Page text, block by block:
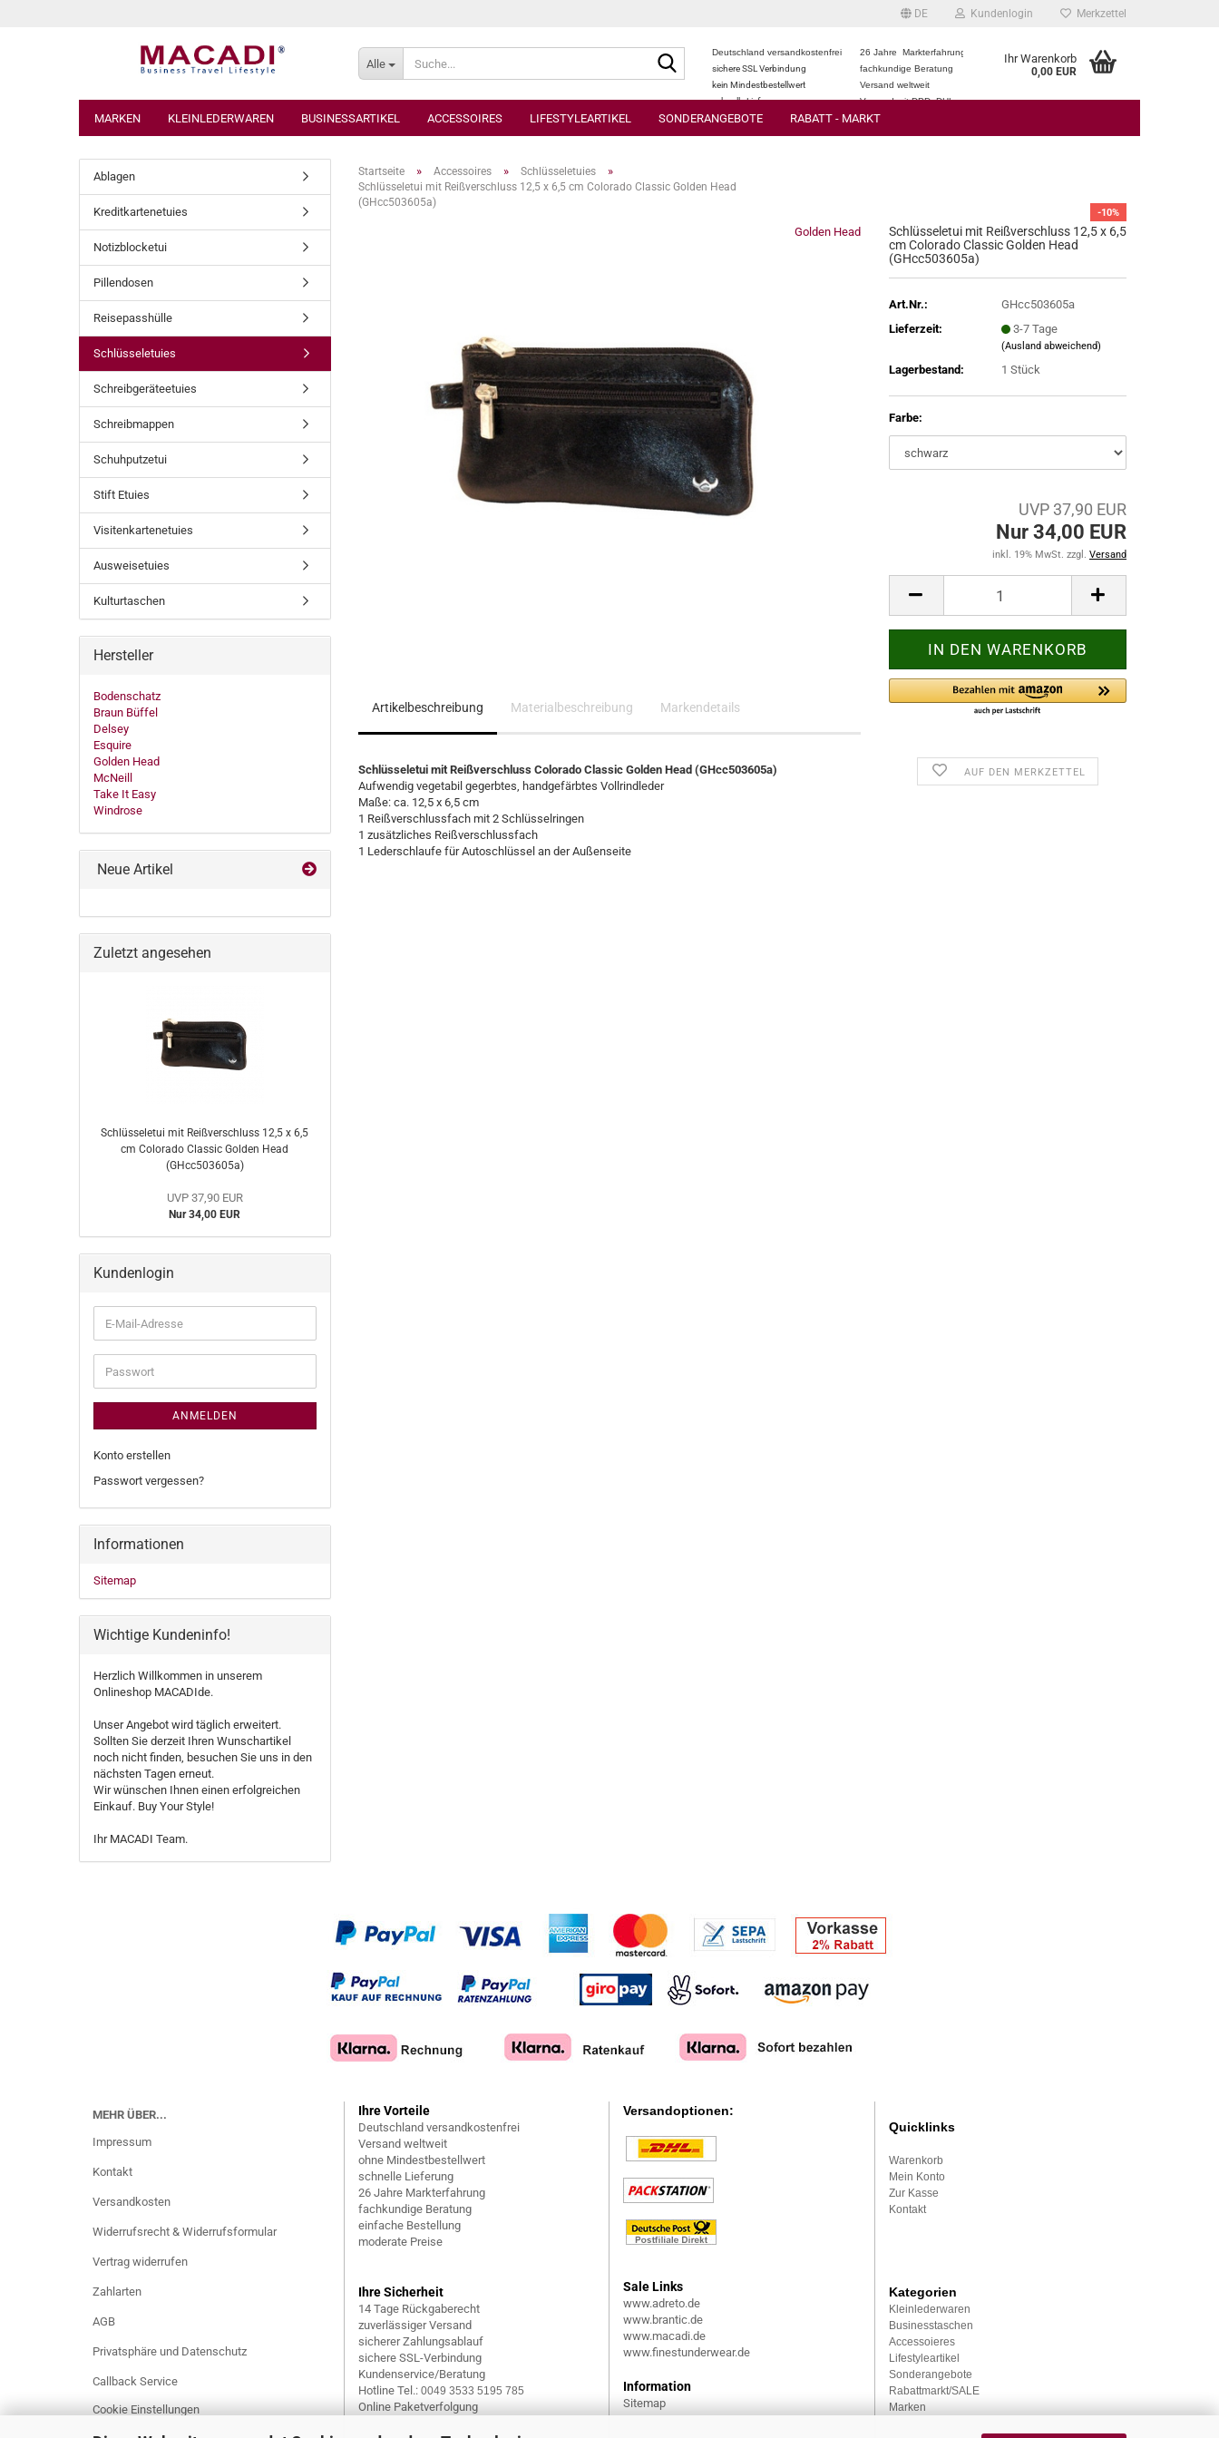
DE Kundenlogin Merkzettel
Alle
Suche...Deutschland versandkostenfrei
26 Jahre Markterfahrung
sichere SSL Verbindung
fachkundige Beratung
kein Mindestbestellwert
Versand weltweit
schnelle Lieferung
Versand mit DPD, DHL
Ihr Warenkorb
0,00 EUR
MARKEN KLEINLEDERWAREN BUSINESSARTIKEL ACCESSOIRES LIFESTYLEARTIKEL SONDERANGEBOTE RABATT - MARKT
Startseite » Accessoires » Schlüsseletuies »
Schlüsseletui mit Reißverschluss 12,5 x 6,5 cm Colorado Classic Golden Head
(GHcc503605a)
Golden Head
-10%
Schlüsseletui mit Reißverschluss 12,5 x 6,5
cm Colorado Classic Golden Head
(GHcc503605a)
Art.Nr.:
GHcc503605a
Lieferzeit:
3-7 Tage
(Ausland abweichend)
Lagerbestand: 1 Stück
Farbe:
UVP 37,90 EUR
Nur 34,00 EUR
inkl. 19% MwSt. zzgl. Versand
AUF DEN MERKZETTEL
Artikelbeschreibung Materialbeschreibung Markendetails
Schlüsseletui mit Reißverschluss Colorado Classic Golden Head (GHcc503605a)
Aufwendig vegetabil gegerbtes, handgefärbtes Vollrindleder
Maße: ca. 12,5 x 6,5 cm
1 Reißverschlussfach mit 2 Schlüsselringen
1 zusätzliches Reißverschlussfach
1 Lederschlaufe für Autoschlüssel an der Außenseite
Ablagen
Kreditkartenetuies
Notizblocketui
Pillendosen
Reisepasshülle
Schlüsseletuies
Schreibgeräteetuies
Schreibmappen
Schuhputzetui
Stift Etuies
Visitenkartenetuies
Ausweisetuies
Kulturtaschen
Hersteller
Bodenschatz
Braun Büffel
Delsey
Esquire
Golden Head
McNeill
Take It Easy
Windrose
Neue Artikel
Zuletzt angesehen
Schlüsseletui mit Reißverschluss 12,5 x 6,5
cm Colorado Classic Golden Head
(GHcc503605a)
UVP 37,90 EUR
Nur 34,00 EUR
Kundenlogin
E-
Mail-
Adresse
Passwort
ANMELDEN
Konto erstellen
Passwort vergessen?
Informationen
Sitemap
Wichtige Kundeninfo!
Herzlich Willkommen in unserem
Onlineshop MACADIde.
Unser Angebot wird täglich erweitert.
Sollten Sie derzeit Ihren Wunschartikel
noch nicht finden, besuchen Sie uns in den
nächsten Tagen erneut.
Wir wünschen Ihnen einen erfolgreichen
Einkauf. Buy Your Style!
Ihr MACADI Team.
MEHR ÜBER...
Impressum
Kontakt
Versandkosten
Widerrufsrecht & Widerrufsformular
Vertrag widerrufen
Zahlarten
AGB
Privatsphäre und Datenschutz
Callback Service
Cookie Einstellungen
Ihre Vorteile
Deutschland versandkostenfrei
Versand weltweit
ohne Mindestbestellwert
schnelle Lieferung
26 Jahre Markterfahrung
fachkundige Beratung
einfache Bestellung
moderate Preise
Ihre Sicherheit
14 Tage Rückgaberecht
zuverlässiger Versand
sicherer Zahlungsablauf
sichere SSL-Verbindung
Kundenservice/Beratung
Hotline Tel.: 0049 3533 5195 785
Online Paketverfolgung
Versandoptionen:
Sale Links
www.adreto.de
www.brantic.de
www.macadi.de
www.finestunderwear.de
Information
Sitemap
Quicklinks
Warenkorb
Mein Konto
Zur Kasse
Kontakt
Kategorien
Kleinlederwaren
Businesstaschen
Accessoieres
Lifestyleartikel
Sonderangebote
Rabattmarkt/SALE
Marken